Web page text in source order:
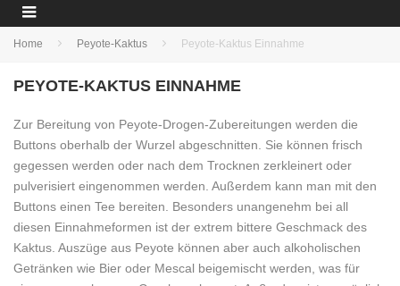
Home Peyote-Kaktus Peyote-Kaktus Einnahme
PEYOTE-KAKTUS EINNAHME
Zur Bereitung von Peyote-Drogen-Zubereitungen werden die
Buttons oberhalb der Wurzel abgeschnitten. Sie können frisch
gegessen werden oder nach dem Trocknen zerkleinert oder
pulverisiert eingenommen werden. Außerdem kann man mit den
Buttons einen Tee bereiten. Besonders unangenehm bei all
diesen Einnahmeformen ist der extrem bittere Geschmack des
Kaktus. Auszüge aus Peyote können aber auch alkoholischen
Getränken wie Bier oder Mescal beigemischt werden, was für